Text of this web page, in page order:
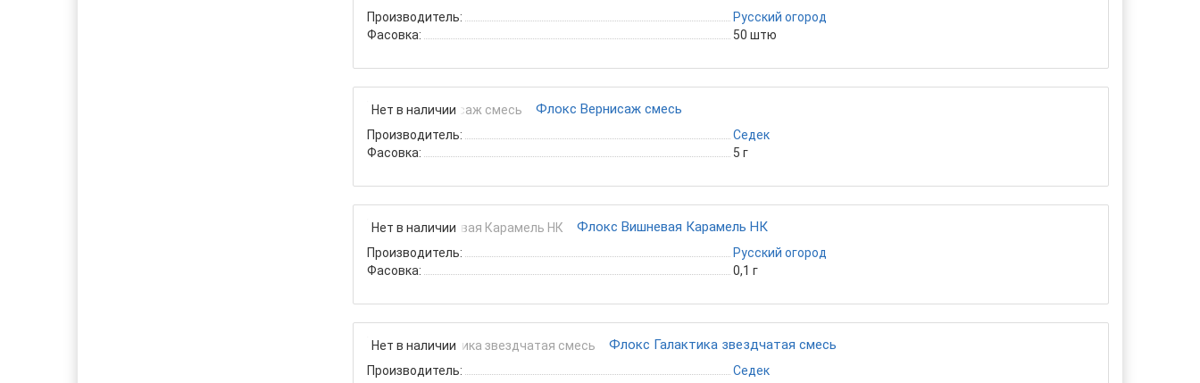
Производитель:
Русский огород
Фасовка:
50 штю
Нет в наличии Флокс Вернисаж смесь
Производитель:
Седек
Фасовка:
5 г
Нет в наличии Флокс Вишневая Карамель НК
Производитель:
Русский огород
Фасовка:
0,1 г
Нет в наличии Флокс Галактика звездчатая смесь
Производитель:
Седек